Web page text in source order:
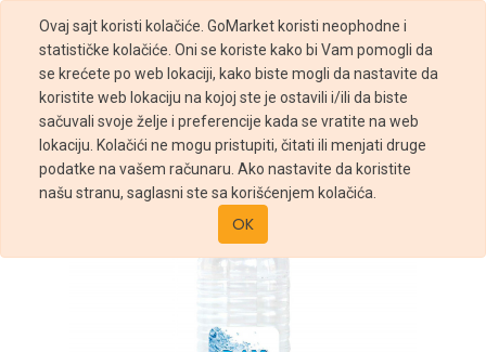
Ovaj sajt koristi kolačiće. GoMarket koristi neophodne i
statističke kolačiće. Oni se koriste kako bi Vam pomogli da
se krećete po web lokaciji, kako biste mogli da nastavite da
koristite web lokaciju na kojoj ste je ostavili i/ili da biste
sačuvali svoje želje i preferencije kada se vratite na web
lokaciju. Kolačići ne mogu pristupiti, čitati ili menjati druge
podatke na vašem računaru. Ako nastavite da koristite
našu stranu, saglasni ste sa korišćenjem kolačića.
OK
Prodavnica Dax demineralizovana voda 2l